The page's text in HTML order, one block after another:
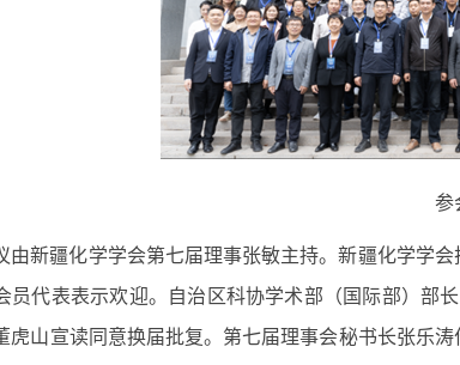
参
由新疆化学学会第七届理事张敏主持。新疆化学学
员代表表示欢迎。自治区科协学术部（国际部）部
虎山宣读同意换届批复。第七届理事会秘书长张乐